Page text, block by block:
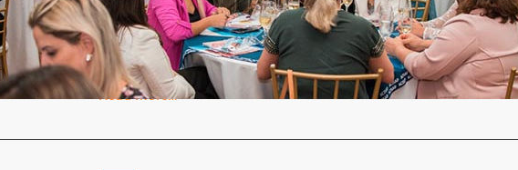
Jornal Gazeta Regional 30 de março de 2022
No mês da mulher, uma das ações promovidas pela ACISAP foi a
realização do evento…
Read More…